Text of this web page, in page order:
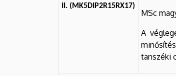
II. (MK5DIP2R15RX17)
MSc
A
tanszéki